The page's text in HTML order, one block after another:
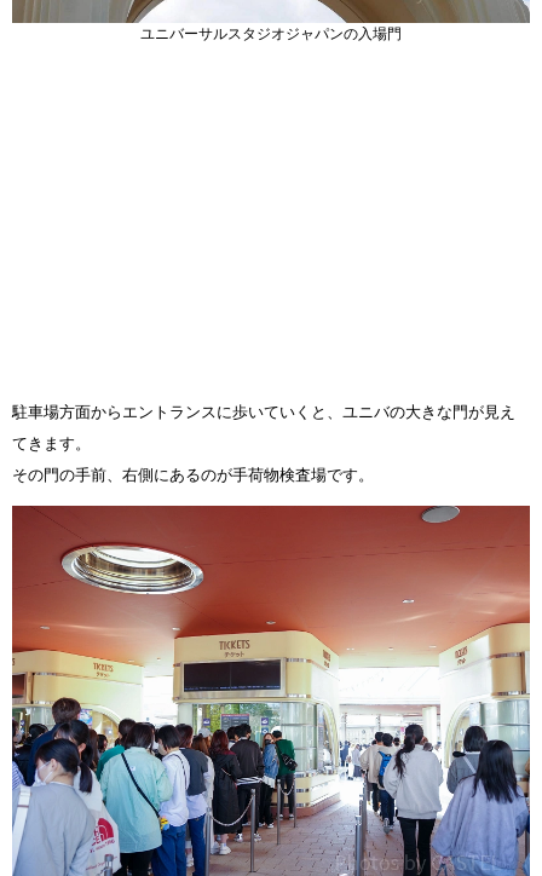
ユニバーサルスタジオジャパンの入場門
駐車場方面からエントランスに歩いていくと、ユニバの大きな門が見え
てきます。
その門の手前、右側にあるのが手荷物検査場です。